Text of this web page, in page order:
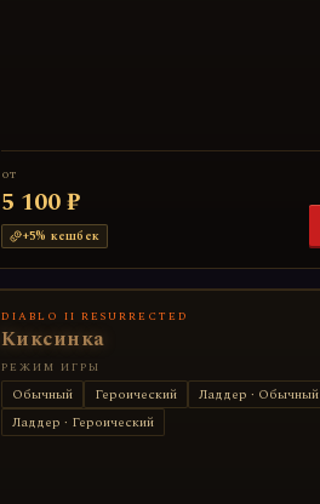
от
5 100 ₽
+5% кешбек
DIABLO II RESURRECTED
Киксинка
РЕЖИМ ИГРЫ
Обычный Героический
Ладдер · Обычный
Ладдер · Героический